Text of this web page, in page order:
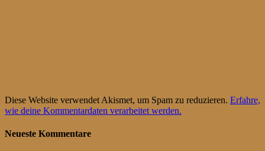
Diese Website verwendet Akismet, um Spam zu reduzieren. Erfahre,
wie deine Kommentardaten verarbeitet werden.
Neueste Kommentare